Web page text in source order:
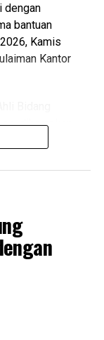
dengan
bantuan
Kamis
Kantor
diharapkan
sesuai
politik
partai.
pesan beliau
wartawan, usai
apresiasi
dan 9 partai